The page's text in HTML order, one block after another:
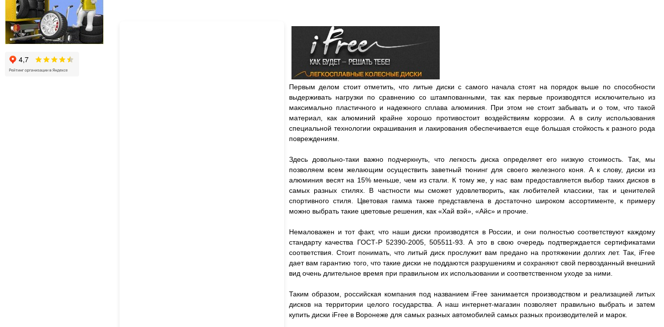
Первым делом стоит отметить, что литые диски с самого начала стоят на порядок выше по способности
выдерживать нагрузки по сравнению со штампованными, так как первые производятся исключительно из
максимально пластичного и надежного сплава алюминия. При этом не стоит забывать и о том, что такой
материал, как алюминий крайне хорошо противостоит воздействиям коррозии. А в силу использования
специальной технологии окрашивания и лакирования обеспечивается еще большая стойкость к разного рода
повреждениям.
Здесь довольно-таки важно подчеркнуть, что легкость диска определяет его низкую стоимость. Так, мы
позволяем всем желающим осуществить заветный тюнинг для своего железного коня. А к слову, диски из
алюминия весят на 15% меньше, чем из стали. К тому же, у нас вам предоставляется выбор таких дисков в
самых разных стилях. В частности мы сможет удовлетворить, как любителей классики, так и ценителей
спортивного стиля. Цветовая гамма также представлена в достаточно широком ассортименте, к примеру
можно выбрать такие цветовые решения, как «Хай вэй», «Айс» и прочие.
Немаловажен и тот факт, что наши диски производятся в России, и они полностью соответствуют каждому
стандарту качества ГОСТ-Р 52390-2005, 505511-93. А это в свою очередь подтверждается сертификатами
соответствия. Стоит понимать, что литый диск прослужит вам предано на протяжении долгих лет. Так, iFree
дает вам гарантию того, что такие диски не поддаются разрушениям и сохраняют свой первозданный внешний
вид очень длительное время при правильном их использовании и соответственном уходе за ними.
Таким образом, российская компания под названием iFree занимается производством и реализацией литых
дисков на территории целого государства. А наш интернет-магазин позволяет правильно выбрать и затем
купить диски iFree в Воронеже для самых разных автомобилей самых разных производителей и марок.